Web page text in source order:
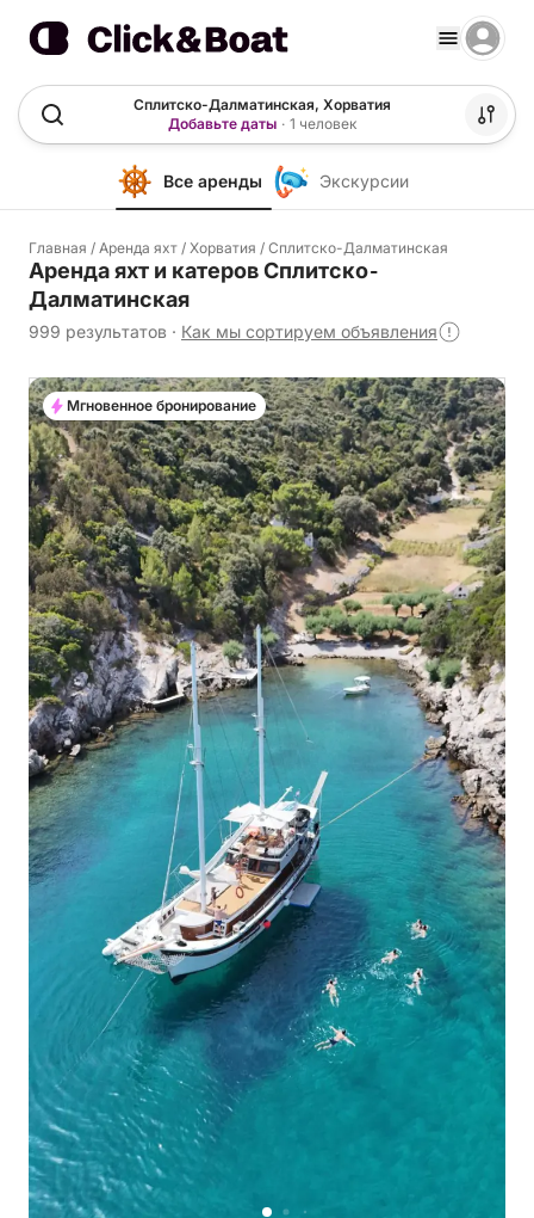
Сплитско-Далматинская, Хорватия
Добавьте даты · 1 человек
Все аренды Экскурсии
Главная / Аренда яхт / Хорватия / Сплитско-Далматинская
Аренда яхт и катеров Сплитско-
Далматинская
999 результатов · Как мы сортируем объявления
Мгновенное бронирование